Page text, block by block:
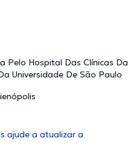
Pelo Hospital Das Clínicas Da
Universidade De São Paulo
ajude a atualizar a